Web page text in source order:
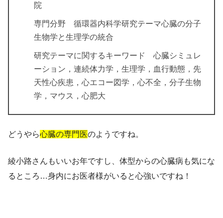
院
専門分野 循環器内科学研究テーマ心臓の分子
生物学と生理学の統合
研究テーマに関するキーワード 心臓シミュレ
ーション，連続体力学，生理学，血行動態，先
天性心疾患，心エコー図学，心不全，分子生物
学，マウス，心肥大
どうやら心臓の専門医のようですね。
綾小路さんもいいお年ですし、体型からの心臓病も気にな
るところ…身内にお医者様がいると心強いですね！